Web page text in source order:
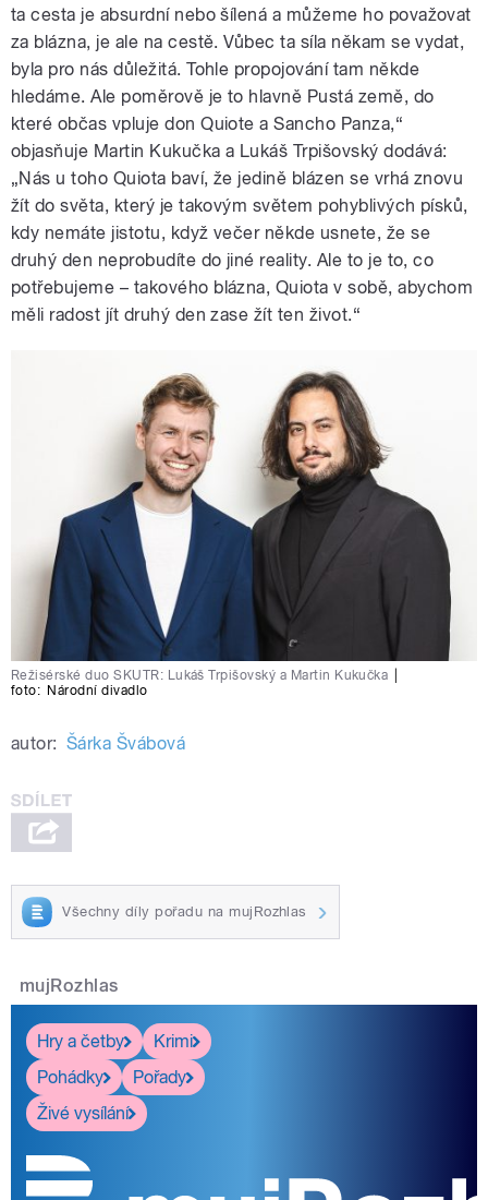
ta cesta je absurdní nebo šílená a můžeme ho považovat
za blázna, je ale na cestě. Vůbec ta síla někam se vydat,
byla pro nás důležitá. Tohle propojování tam někde
hledáme. Ale poměrově je to hlavně Pustá země, do
které občas vpluje don Quiote a Sancho Panza,“
objasňuje Martin Kukučka a Lukáš Trpišovský dodává:
„Nás u toho Quiota baví, že jedině blázen se vrhá znovu
žít do světa, který je takovým světem pohyblivých písků,
kdy nemáte jistotu, když večer někde usnete, že se
druhý den neprobudíte do jiné reality. Ale to je to, co
potřebujeme – takového blázna, Quiota v sobě, abychom
měli radost jít druhý den zase žít ten život.“
Režisérské duo SKUTR: Lukáš Trpišovský a Martin Kukučka
foto: Národní divadlo
autor: Šárka Švábová
Všechny díly pořadu na mujRozhlas
mujRozhlas
Hry a četby
Krimi
Pohádky
Pořady
Živé vysílání